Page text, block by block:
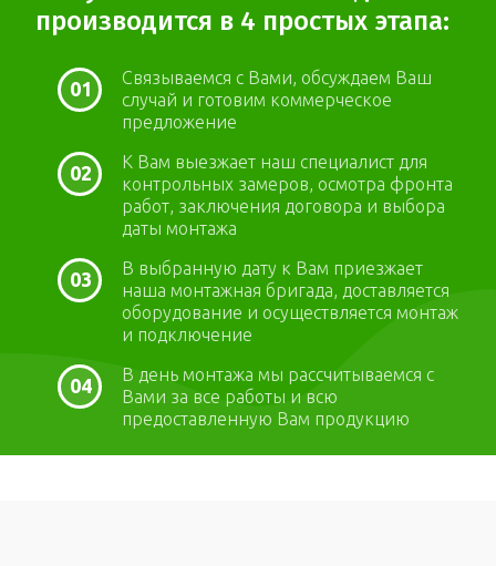
производится в 4 простых этапа:
01
Связываемся с Вами, обсуждаем Ваш
случай и готовим коммерческое
предложение
02
К Вам выезжает наш специалист для
контрольных замеров, осмотра фронта
работ, заключения договора и выбора
даты монтажа
03
В выбранную дату к Вам приезжает
наша монтажная бригада, доставляется
оборудование и осуществляется монтаж
и подключение
04
В день монтажа мы рассчитываемся с
Вами за все работы и всю
предоставленную Вам продукцию